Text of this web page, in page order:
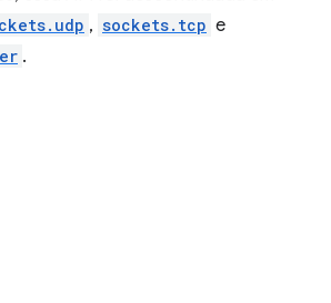
, sockets.tcp e
.